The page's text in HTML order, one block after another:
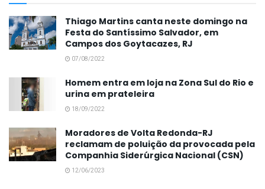
Thiago Martins canta neste domingo na
Festa do Santíssimo Salvador, em
Campos dos Goytacazes, RJ
07/08/2022
Homem entra em loja na Zona Sul do Rio e
urina em prateleira
18/09/2022
Moradores de Volta Redonda-RJ
reclamam de poluição da provocada pela
Companhia Siderúrgica Nacional (CSN)
12/06/2023